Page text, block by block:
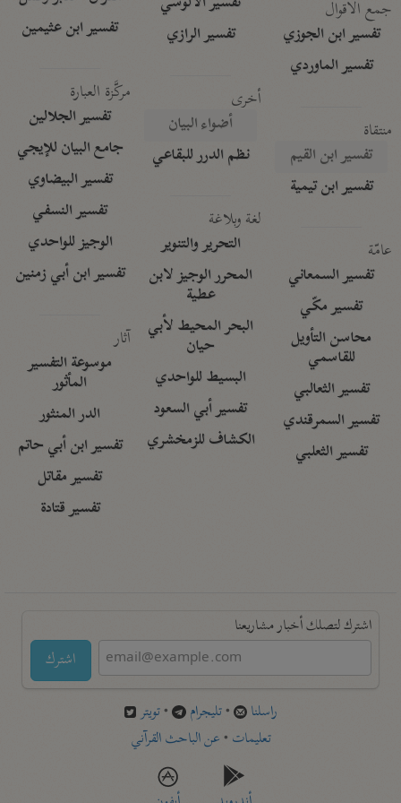
جمع الأقوال
تفسير ابن الجوزي
تفسير الماوردي
منتقاة
تفسير ابن القيم
تفسير ابن تيمية
عامّة
تفسير السمعاني
تفسير مكّي
محاسن التأويل
للقاسمي
تفسير الثعالبي
تفسير السمرقندي
تفسير الثعلبي
تفسير الرازي
أخرى
أضواء البيان
نظم الدرر للبقاعي
لغة وبلاغة
التحرير والتنوير
المحرر الوجيز لابن
عطية
البحر المحيط لأبي
حيان
البسيط للواحدي
تفسير أبي السعود
الكشاف للزمخشري
تفسير ابن عثيمين
مركَّزة العبارة
تفسير الجلالين
جامع البيان للإيجي
تفسير البيضاوي
تفسير النسفي
الوجيز للواحدي
تفسير ابن أبي زمنين
آثار
موسوعة التفسير
المأثور
الدر المنثور
تفسير ابن أبي حاتم
تفسير مقاتل
تفسير قتادة
اشترك لتصلك أخبار مشاريعنا
اشترك
راسلنا •تليجرام •تويتر
تعليمات •عن الباحث القرآني